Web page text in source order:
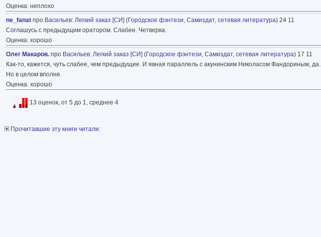
Оценка: неплохо
ne_fanat про Васильев: Легкий заказ [СИ] (Городское фэнтези, Самиздат, сетевая литература) 24 11
Соглашусь с предыдущим оратором. Слабее. Четверка.
Оценка: хорошо
Олег Макаров. про Васильев: Легкий заказ [СИ] (Городское фэнтези, Самиздат, сетевая литература) 17 11
Как-то, кажется, чуть слабее, чем предыдущие. И явная параллель с акунинским Николасом Фандориным, да.
Но в целом вполне.
Оценка: хорошо
13 оценок, от 5 до 1, среднее 4
Прочитавшие эту книги читали: